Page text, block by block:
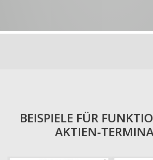
BEISPIELE FÜR
AKTIEN-